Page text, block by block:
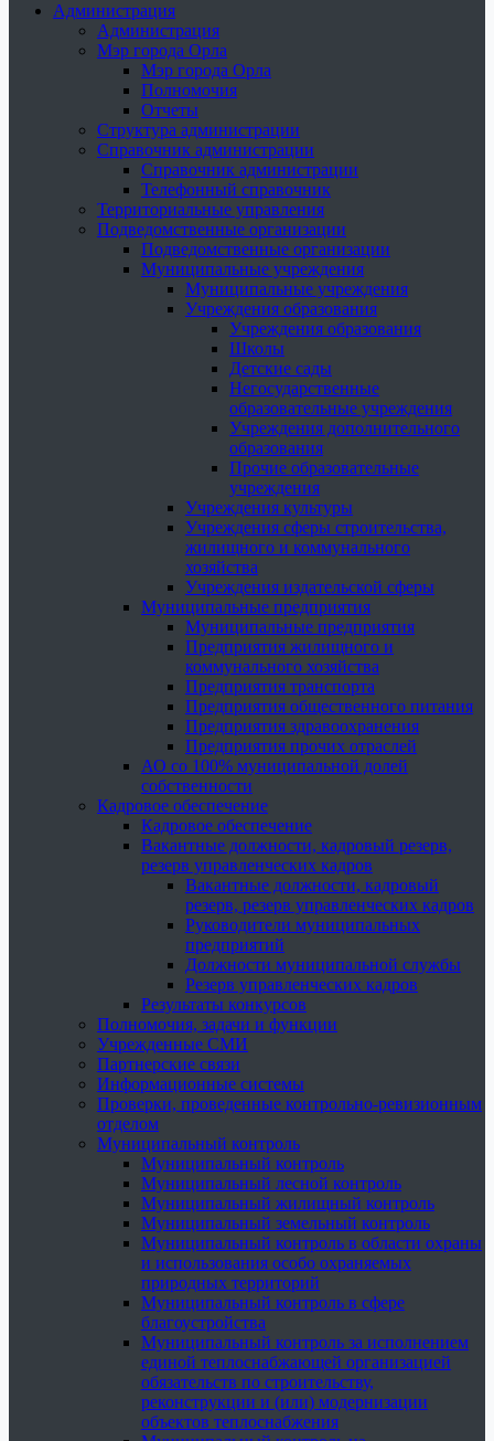
Администрация
Администрация
Мэр города Орла
Мэр города Орла
Полномочия
Отчеты
Структура администрации
Справочник администрации
Справочник администрации
Телефонный справочник
Территориальные управления
Подведомственные организации
Подведомственные организации
Муниципальные учреждения
Муниципальные учреждения
Учреждения образования
Учреждения образования
Школы
Детские сады
Негосударственные
образовательные учреждения
Учреждения дополнительного
образования
Прочие образовательные
учреждения
Учреждения культуры
Учреждения сферы строительства,
жилищного и коммунального
хозяйства
Учреждения издательской сферы
Муниципальные предприятия
Муниципальные предприятия
Предприятия жилищного и
коммунального хозяйства
Предприятия транспорта
Предприятия общественного питания
Предприятия здравоохранения
Предприятия прочих отраслей
АО со 100% муниципальной долей
собственности
Кадровое обеспечение
Кадровое обеспечение
Вакантные должности, кадровый резерв,
резерв управленческих кадров
Вакантные должности, кадровый
резерв, резерв управленческих кадров
Руководители муниципальных
предприятий
Должности муниципальной службы
Резерв управленческих кадров
Результаты конкурсов
Полномочия, задачи и функции
Учрежденные СМИ
Партнерские связи
Информационные системы
Проверки, проведенные контрольно-ревизионным
отделом
Муниципальный контроль
Муниципальный контроль
Муниципальный лесной контроль
Муниципальный жилищный контроль
Муниципальный земельный контроль
Муниципальный контроль в области охраны
и использования особо охраняемых
природных территорий
Муниципальный контроль в сфере
благоустройства
Муниципальный контроль за исполнением
единой теплоснабжающей организацией
обязательств по строительству,
реконструкции и (или) модернизации
объектов теплоснабжения